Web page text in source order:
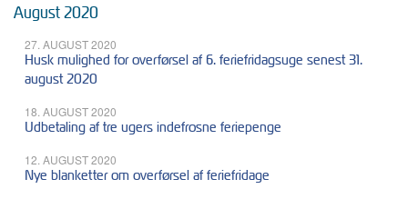
August 2020
27. AUGUST 2020
Husk mulighed for overførsel af 6. feriefridagsuge senest 31.
august 2020
18. AUGUST 2020
Udbetaling af tre ugers indefrosne feriepenge
12. AUGUST 2020
Nye blanketter om overførsel af feriefridage